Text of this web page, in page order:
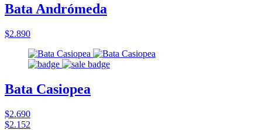
Bata Andrómeda
$2.890
Bata Casiopea
$2.690
$2.152